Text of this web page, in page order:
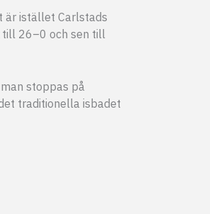
är istället Carlstads
till 26–0 och sen till
stoppas på
traditionella isbadet